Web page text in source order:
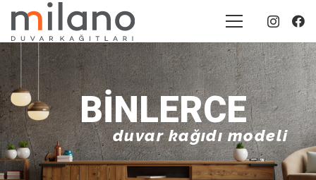
BINLERCE
duvar kağıdı modeli